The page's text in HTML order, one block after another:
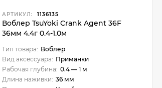
АРТИКУЛ: 1136135
Воблер TsuYoki Crank Agent 36F
36мм 4.4г 0.4-1.0м
Тип товара: Воблер
Вид аксессуара: Приманки
Рабочая глубина: 0.4 — 1 м
Длина наживки: 36 мм